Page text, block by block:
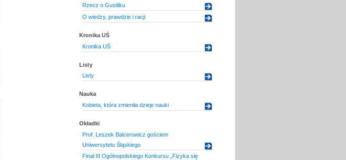
Rzecz o Gustliku
O wiedzy, prawdzie i racji
Kronika UŚ
Kronika UŚ
Listy
Listy
Nauka
Kobieta, która zmieniła dzieje nauki
Okładki
Prof. Leszek Balcerowicz gościem
Uniwersytetu Śląskiego
Finał III Ogólnopolskiego Konkursu „Fizyka się